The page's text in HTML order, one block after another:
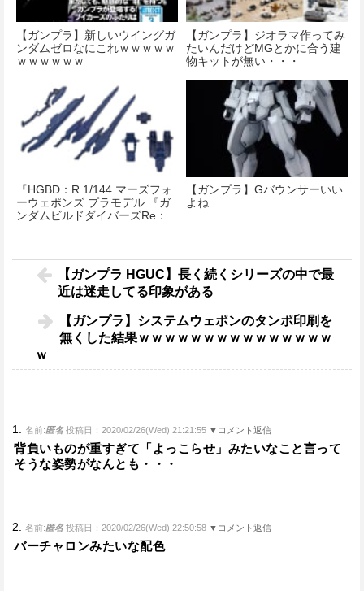
【ガンプラ】新しいウイングガ
ンダムゼロなにこれｗｗｗｗｗ
ｗｗｗｗｗｗ
【ガンプラ】ジオラマ作ってみ
たいんだけどMGとかに合う建
物キットが無い・・・
『HGBD：R 1/144 マーズフォ
ーウェポンズ プラモデル 『ガ
ンダムビルドダイバーズRe：
【ガンプラ】Gバウンサーいい
よね
【ガンプラ HGUC】長く続くシリーズの中で最
近は迷走してる印象がある
【ガンプラ】システムウェポンのタンポ印刷を
無くした結果ｗｗｗｗｗｗｗｗｗｗｗｗｗｗｗ
ｗ
1. 名前:匿名 投稿日：2020/02/26(Wed) 21:21:55 ▼コメント返信
背負いものが重すぎて「よっこらせ」みたいなこと言って
そうな姿勢がなんとも・・・
2. 名前:匿名 投稿日：2020/02/26(Wed) 22:50:58 ▼コメント返信
バーチャロンみたいな配色